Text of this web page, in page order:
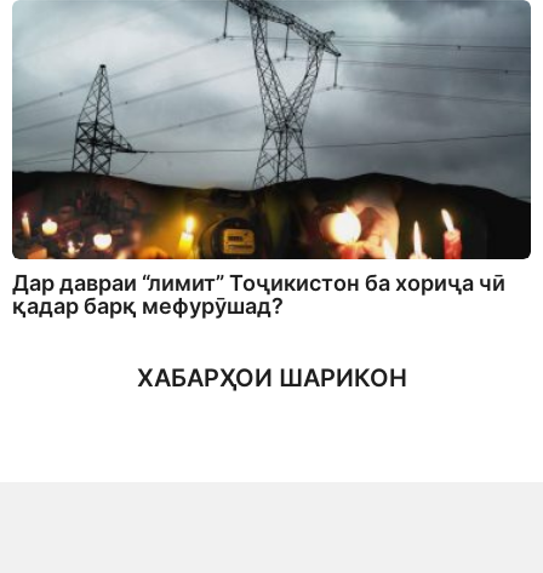
Дар давраи “лимит” Тоҷикистон ба хориҷа чӣ
қадар барқ мефурӯшад?
ХАБАРҲОИ ШАРИКОН